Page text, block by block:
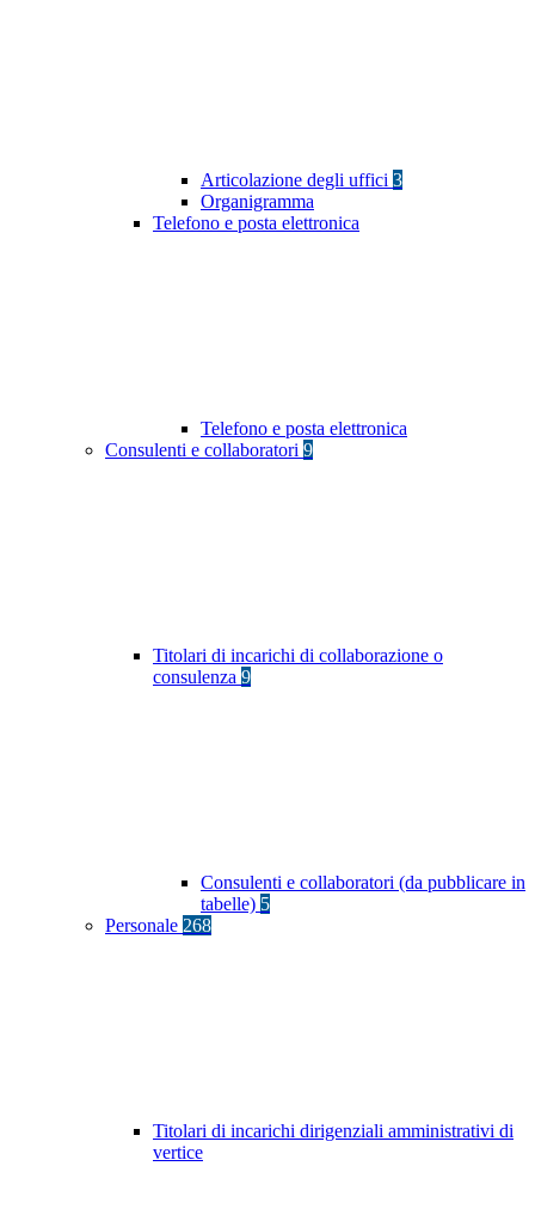
Articolazione degli uffici 3
Organigramma
Telefono e posta elettronica
Telefono e posta elettronica
Consulenti e collaboratori 9
Titolari di incarichi di collaborazione o
consulenza 9
Consulenti e collaboratori (da pubblicare in
tabelle) 5
Personale 268
Titolari di incarichi dirigenziali amministrativi di
vertice